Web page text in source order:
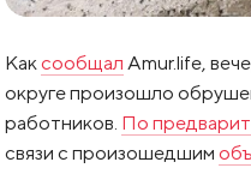
Каксообщал Amur.life,
округе произошло
работников. По
связи с произошедшим